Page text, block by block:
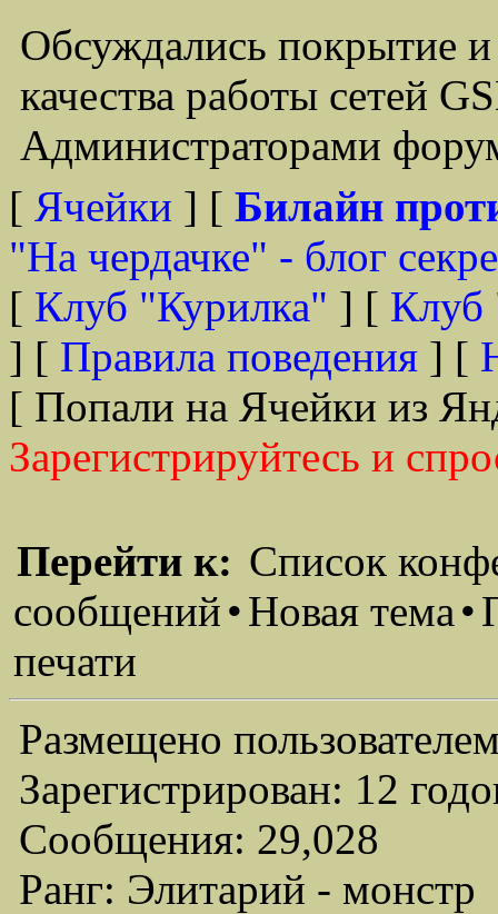
Обсуждались покрытие и
качества работы сетей
Администраторами
[ Ячейки ] [ Билайн
"На чердачке" - блог
[ Клуб "Курилка" ] [ Клуб
] [ Правила поведения ] [
[ Попали на Ячейки из
Зарегистрируйтесь и
Перейти к: Список
сообщений•Новая тема•
печати
Размещено
Зарегистрирован: 12
Сообщения: 29,028
Ранг: Элитарий - монстр